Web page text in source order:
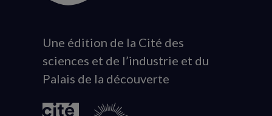
Animation
du
logo
Une édition de la Cité des
sciences et de l’industrie et du
Palais de la découverte